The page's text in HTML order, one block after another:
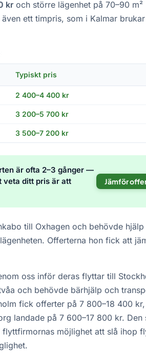
kr och större lägenhet på 70–90
ett timpris, som i Kalmar
Typiskt pris
2 400–4 400 kr
3 200–5 700 kr
3 500–7 200 kr
är ofta 2–3 gånger —
veta ditt pris är att
Jämför
till Oxhagen och behövde
Offerterna hon fick att
oss inför deras flyttar till
och behövde bärhjälp och
fick offerter på 7 800–18 400
landade på 7 600–17 800 kr. Den
möjlighet att slå ihop